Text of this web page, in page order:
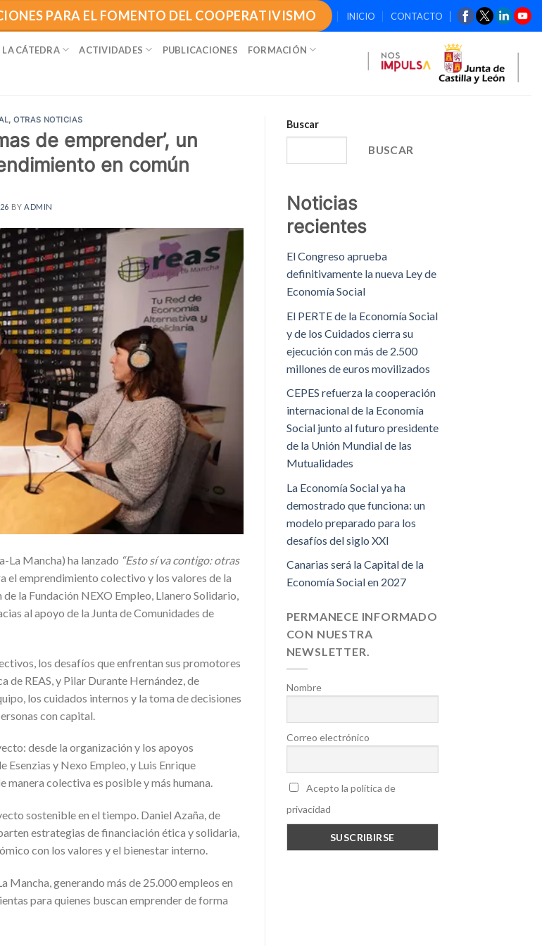
PARA EL FOMENTO DEL COOPERATIVISMO INICIO CONTACTO
LA CÁTEDRA ACTIVIDADES PUBLICACIONES FORMACIÓN
,OTRAS NOTICIAS
de emprender’, un
en común
BY ADMIN
La Mancha) ha lanzado “Esto sí va contigo: otras
el emprendimiento colectivo y los valores de la
la Fundación NEXO Empleo, Llanero Solidario,
al apoyo de la Junta de Comunidades de
los desafíos que enfrentan sus promotores
de REAS, y Pilar Durante Hernández, de
los cuidados internos y la toma de decisiones
con capital.
desde la organización y los apoyos
y Nexo Empleo, y Luis Enrique
manera colectiva es posible y más humana.
sostenible en el tiempo. Daniel Azaña, de
estrategias de financiación ética y solidaria,
con los valores y el bienestar interno.
Mancha, generando más de 25.000 empleos en
para quienes buscan emprender de forma
Buscar
BUSCAR
Noticias
recientes
El Congreso aprueba
definitivamente la nueva Ley de
Economía Social
El PERTE de la Economía Social
y de los Cuidados cierra su
ejecución con más de 2.500
millones de euros movilizados
CEPES refuerza la cooperación
internacional de la Economía
Social junto al futuro presidente
de la Unión Mundial de las
Mutualidades
La Economía Social ya ha
demostrado que funciona: un
modelo preparado para los
desafíos del siglo XXI
Canarias será la Capital de la
Economía Social en 2027
PERMANECE INFORMADO
CON NUESTRA
NEWSLETTER.
Nombre
Correo electrónico
Acepto la política de
privacidad